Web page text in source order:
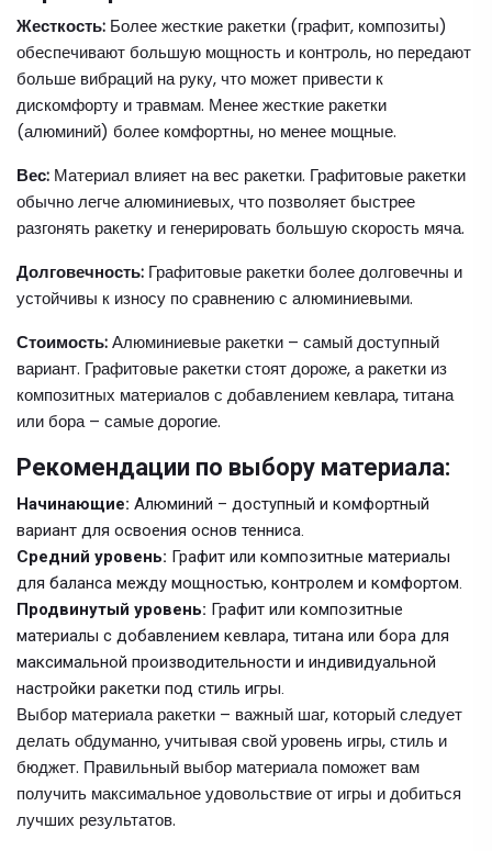
Жесткость: Более жесткие ракетки (графит, композиты)
обеспечивают большую мощность и контроль, но передают
больше вибраций на руку, что может привести к
дискомфорту и травмам. Менее жесткие ракетки
(алюминий) более комфортны, но менее мощные.
Вес: Материал влияет на вес ракетки. Графитовые ракетки
обычно легче алюминиевых, что позволяет быстрее
разгонять ракетку и генерировать большую скорость мяча.
Долговечность: Графитовые ракетки более долговечны и
устойчивы к износу по сравнению с алюминиевыми.
Стоимость:Алюминиевые ракетки – самый доступный
вариант. Графитовые ракетки стоят дороже, а ракетки из
композитных материалов с добавлением кевлара, титана
или бора – самые дорогие.
Рекомендации по выбору материала:
Начинающие: Алюминий – доступный и комфортный
вариант для освоения основ тенниса.
Средний уровень: Графит или композитные материалы
для баланса между мощностью, контролем и комфортом.
Продвинутый уровень: Графит или композитные
материалы с добавлением кевлара, титана или бора для
максимальной производительности и индивидуальной
настройки ракетки под стиль игры.
Выбор материала ракетки – важный шаг, который следует
делать обдуманно, учитывая свой уровень игры, стиль и
бюджет. Правильный выбор материала поможет вам
получить максимальное удовольствие от игры и добиться
лучших результатов.